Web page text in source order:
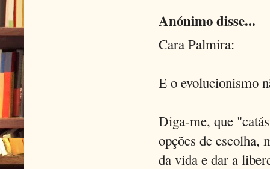
Anónimo disse...
Cara Palmira:
E o evolucionismo
Diga-me, que
opções de escolha,
da vida e dar a